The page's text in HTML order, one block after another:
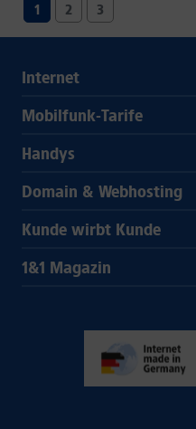
1 2 3
Internet
Mobilfunk-Tarife
Handys
Domain & Webhosting
Kunde wirbt Kunde
1&1 Magazin